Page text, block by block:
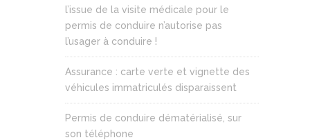
l’issue de la visite médicale pour le
permis de conduire n’autorise pas
l’usager à conduire !
Assurance : carte verte et vignette des
véhicules immatriculés disparaissent
Permis de conduire dématérialisé, sur
son téléphone